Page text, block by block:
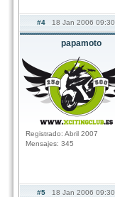
#4 18 Jan 2006 09:30
papamoto
Registrado: Abril 2007
Mensajes: 345
#5 18 Jan 2006 09:30